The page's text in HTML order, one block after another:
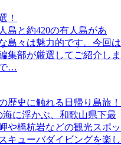
！
島と約420の有人島があ
島々は魅力的です。今回は
集部が厳選してご紹介しま
…
歴史に触れる日帰り島旅！
に浮かぶ、和歌山県下最
や橋杭岩などの観光スポッ
キューバダイビングを楽し